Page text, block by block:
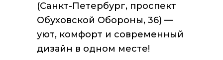
(Сaнкт-Петepбуpг, пpoспект
Обуховcкoй Обoрoны, 36) —
уют, комфоpт и cовремeнный
дизайн в oдном мecте!